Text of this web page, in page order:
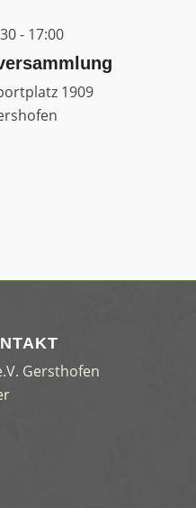
- 17:00
1909
Gersthofen